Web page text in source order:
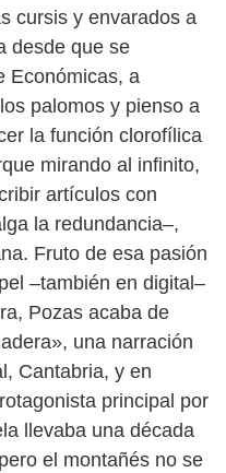
cursis y envarados a
desde que se
Económicas, a
palomos y pienso a
la función clorofílica
mirando al infinito,
artículos con
la redundancia–,
Fruto de esa pasión
–también en digital–
Pozas acaba de
una narración
Cantabria, y en
principal por
llevaba una década
el montañés no se